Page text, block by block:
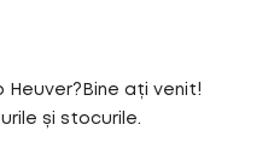
Heuver?Bine ați venit!
și stocurile.